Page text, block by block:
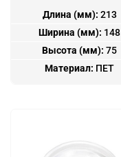
Длина (мм): 213
Ширина (мм): 148
Высота (мм): 75
Материал: ПЕТ